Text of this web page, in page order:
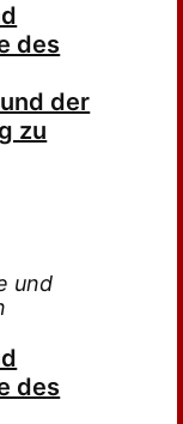
des
der
zu
und
des